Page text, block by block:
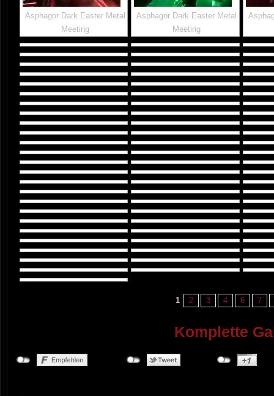
Asphagor Dark Easter Metal
Meeting
Asphagor Dark Easter Metal
Meeting
1 2 3 4 6 7
Komplette